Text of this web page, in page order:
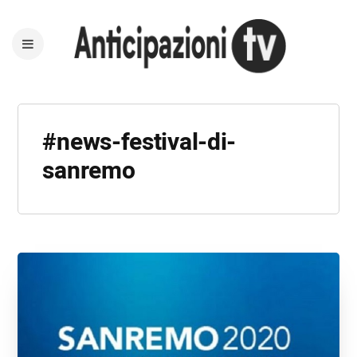
#news-festival-di-
sanremo